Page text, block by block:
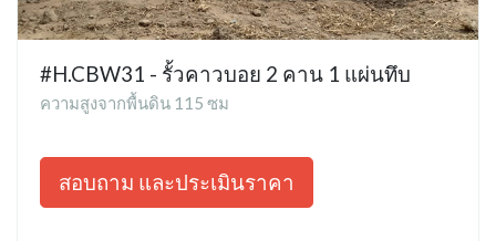
#H.CBW31 - รั้วคาวบอย 2 คาน 1 แผ่นทึบ
ความสูงจากพื้นดิน 115 ซม
สอบถาม และประเมินราคา